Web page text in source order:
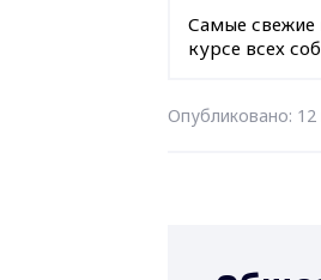
Самые свежие
курсе всех
Опубликовано: